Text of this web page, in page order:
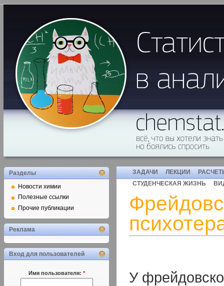
ЗАДАЧИ ЛЕКЦИИ
СТУДЕНЧЕСКАЯ ЖИЗНЬ
У
Разделы
Новости химии
Полезные ссылки
Прочие публикации
Реклама
Вход для пользователей
Имя пользователя: *